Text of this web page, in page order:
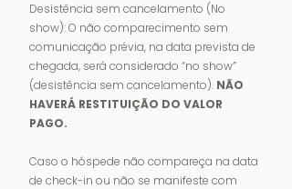
Desistência sem cancelamento (No
show): O não comparecimento sem
comunicação prévia, na data prevista de
chegada, será considerado “no show”
(desistência sem cancelamento). NÃO
HAVERÁ RESTITUIÇÃO DO VALOR
PAGO.
Caso o hóspede não compareça na data
de check-in ou não se manifeste com